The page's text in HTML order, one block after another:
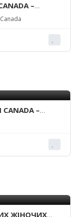
–
CANADA –
ЖІНОЧИХ